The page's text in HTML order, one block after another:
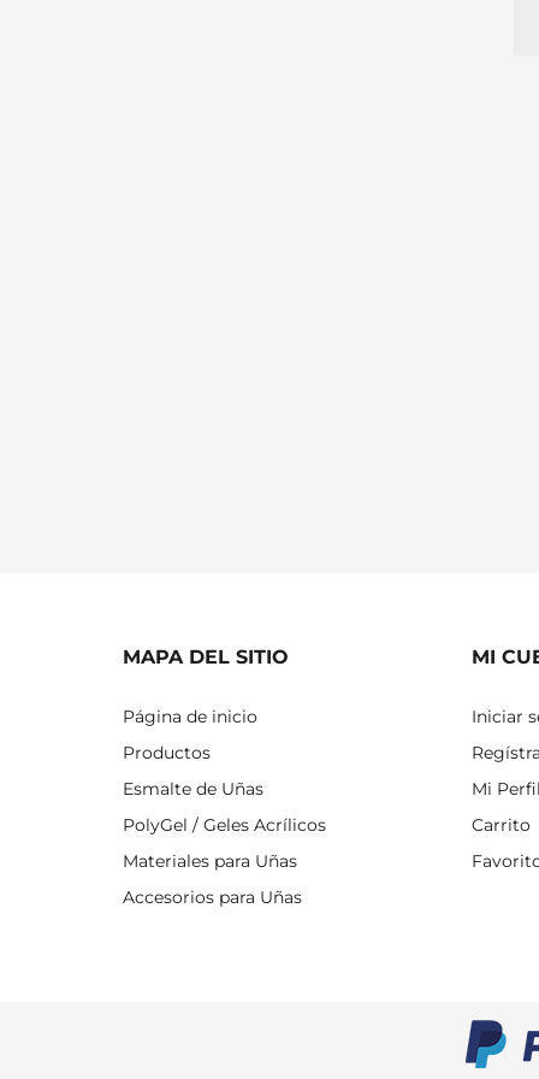
MAPA DEL SITIO
Página de inicio
Productos
Esmalte de Uñas
PolyGel / Geles Acrílicos
Materiales para Uñas
Accesorios para Uñas
MI
Iniciar
Mi Perfil
Carrito